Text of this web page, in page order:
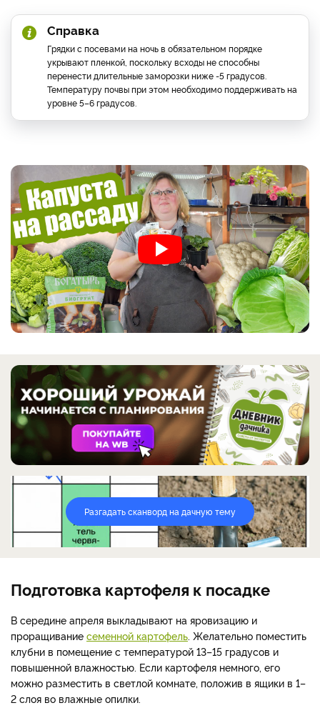
Справка
Грядки с посевами на ночь в обязательном порядке
укрывают пленкой, поскольку всходы не способны
перенести длительные заморозки ниже -5 градусов.
Температуру почвы при этом необходимо поддерживать на
уровне 5–6 градусов.
Разгадать сканворд на дачную тему
Подготовка картофеля к посадке
В середине апреля выкладывают на яровизацию и
проращивание семенной картофель . Желательно поместить
клубни в помещение с температурой 13–15 градусов и
повышенной влажностью. Если картофеля немного, его
можно разместить в светлой комнате, положив в ящики в 1–
2 слоя во влажные опилки.